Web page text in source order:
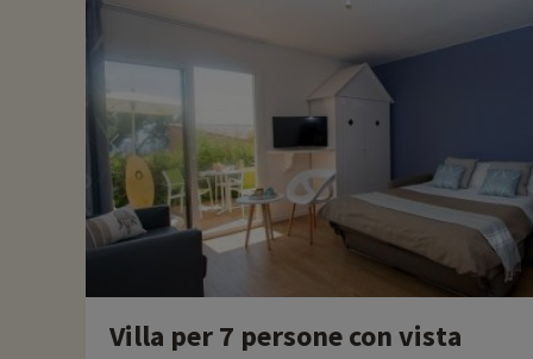
Villa per 7 persone con vista